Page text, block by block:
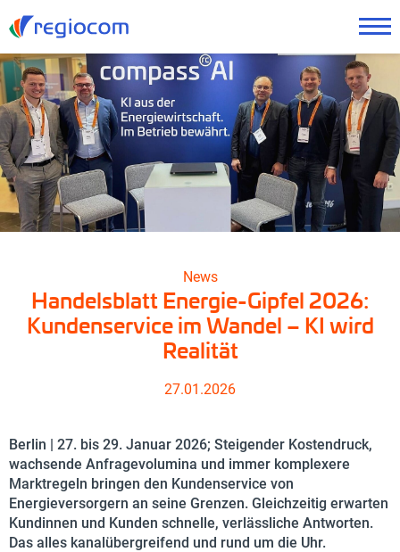
News
Handelsblatt Energie-Gipfel 2026:
Kundenservice im Wandel – KI wird
Realität
27.01.2026
Berlin | 27. bis 29. Januar 2026; Steigender Kostendruck,
wachsende Anfragevolumina und immer komplexere
Marktregeln bringen den Kundenservice von
Energieversorgern an seine Grenzen. Gleichzeitig erwarten
Kundinnen und Kunden schnelle, verlässliche Antworten.
Das alles kanalübergreifend und rund um die Uhr.